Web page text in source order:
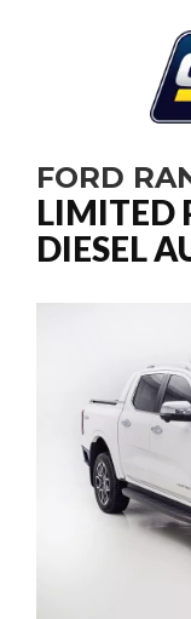
FORD
LIMITED
DIESEL